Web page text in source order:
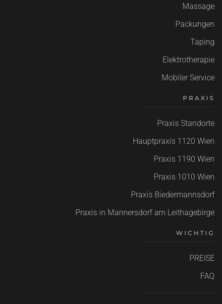
Massage
Packungen
Taping
Elektrotherapie
Mobiler Service
PRAXIS
Praxis Standorte
Hauptpraxis 1120 Wien
Praxis 1190 Wien
Praxis 1010 Wien
Praxis Biedermannsdorf
Praxis in Mannersdorf am Leithagebirge
WICHTIG
PREISE
FAQ